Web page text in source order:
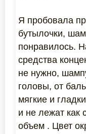
Я пробовала
бутылочки,
понравилось.
средства
не нужно,
головы, от
мягкие и
и не лежат как
объем . Цвет